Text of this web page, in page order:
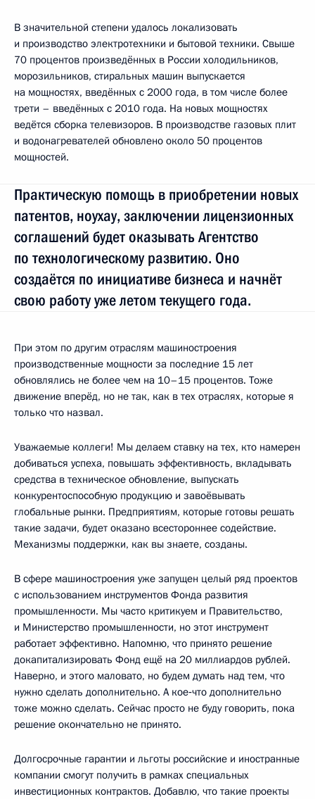
В значительной степени удалось локализовать
и производство электротехники и бытовой техники. Свыше
70 процентов произведённых в России холодильников,
морозильников, стиральных машин выпускается
на мощностях, введённых с 2000 года, в том числе более
трети – введённых с 2010 года. На новых мощностях
ведётся сборка телевизоров. В производстве газовых плит
и водонагревателей обновлено около 50 процентов
мощностей.
Практическую помощь в приобретении новых
патентов, ноухау, заключении лицензионных
соглашений будет оказывать Агентство
по технологическому развитию. Оно
создаётся по инициативе бизнеса и начнёт
свою работу уже летом текущего года.
При этом по другим отраслям машиностроения
производственные мощности за последние 15 лет
обновлялись не более чем на 10–15 процентов. Тоже
движение вперёд, но не так, как в тех отраслях, которые я
только что назвал.
Уважаемые коллеги! Мы делаем ставку на тех, кто намерен
добиваться успеха, повышать эффективность, вкладывать
средства в техническое обновление, выпускать
конкурентоспособную продукцию и завоёвывать
глобальные рынки. Предприятиям, которые готовы решать
такие задачи, будет оказано всестороннее содействие.
Механизмы поддержки, как вы знаете, созданы.
В сфере машиностроения уже запущен целый ряд проектов
с использованием инструментов Фонда развития
промышленности. Мы часто критикуем и Правительство,
и Министерство промышленности, но этот инструмент
работает эффективно. Напомню, что принято решение
докапитализировать Фонд ещё на 20 миллиардов рублей.
Наверно, и этого маловато, но будем думать над тем, что
нужно сделать дополнительно. А кое‑что дополнительно
тоже можно сделать. Сейчас просто не буду говорить, пока
решение окончательно не принято.
Долгосрочные гарантии и льготы российские и иностранные
компании смогут получить в рамках специальных
инвестиционных контрактов. Добавлю, что такие проекты